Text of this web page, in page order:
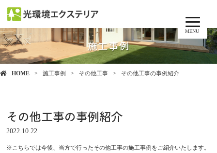
MENU
施工事例
HOME 施工事例 その他工事 その他工事の事例紹介
その他工事の事例紹介
2022.10.22
※こちらでは今後、当方で行ったその他工事の施工事例をご紹介いたします。